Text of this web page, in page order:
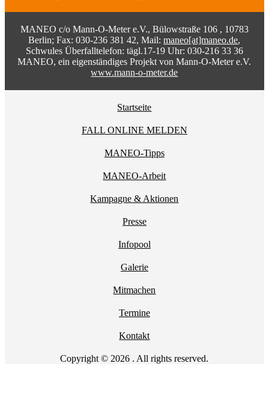
MANEO c/o Mann-O-Meter e.V., Bülowstraße 106 , 10783
Berlin; Fax: 030-236 381 42, Mail:maneo[at]maneo.de,
Schwules Überfalltelefon: tägl.17-19 Uhr: 030-216 33 36
MANEO, ein eigenständiges Projekt von Mann-O-Meter e.V.
www.mann-o-meter.de
Startseite
FALL ONLINE MELDEN
MANEO-Tipps
MANEO-Arbeit
Kampagne & Aktionen
Presse
Infopool
Galerie
Mitmachen
Termine
Kontakt
Copyright © 2026 . All rights reserved.